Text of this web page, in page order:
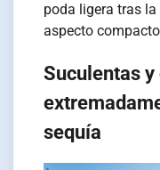
poda ligera tras
aspecto
Suculentas
sequía